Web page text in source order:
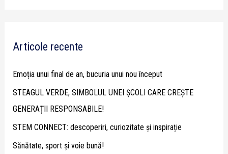
c
o
r
:
Articole recente
Emoția unui final de an, bucuria unui nou început
STEAGUL VERDE, SIMBOLUL UNEI ȘCOLI CARE CREȘTE
GENERAȚII RESPONSABILE!
STEM CONNECT: descoperiri, curiozitate și inspirație
Sănătate, sport și voie bună!